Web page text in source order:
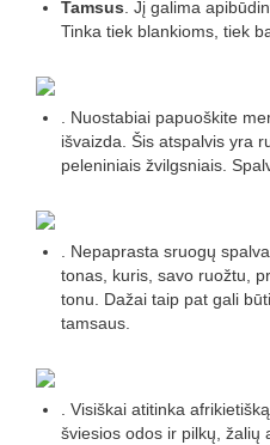
Tamsus . Jį galima
Tinka tiek blankioms, tiek
. Nuostabiai papuoškite
išvaizda. Šis atspalvis yra
peleniniais žvilgsniais.
. Nepaprasta sruogų
tonas, kuris, savo ruožtu,
tonu. Dažai taip pat gali
tamsaus.
. Visiškai atitinka
šviesios odos ir pilkų, žalių